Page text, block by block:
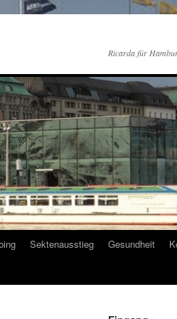
Ricarda für
Sektenausstieg Gesundheit